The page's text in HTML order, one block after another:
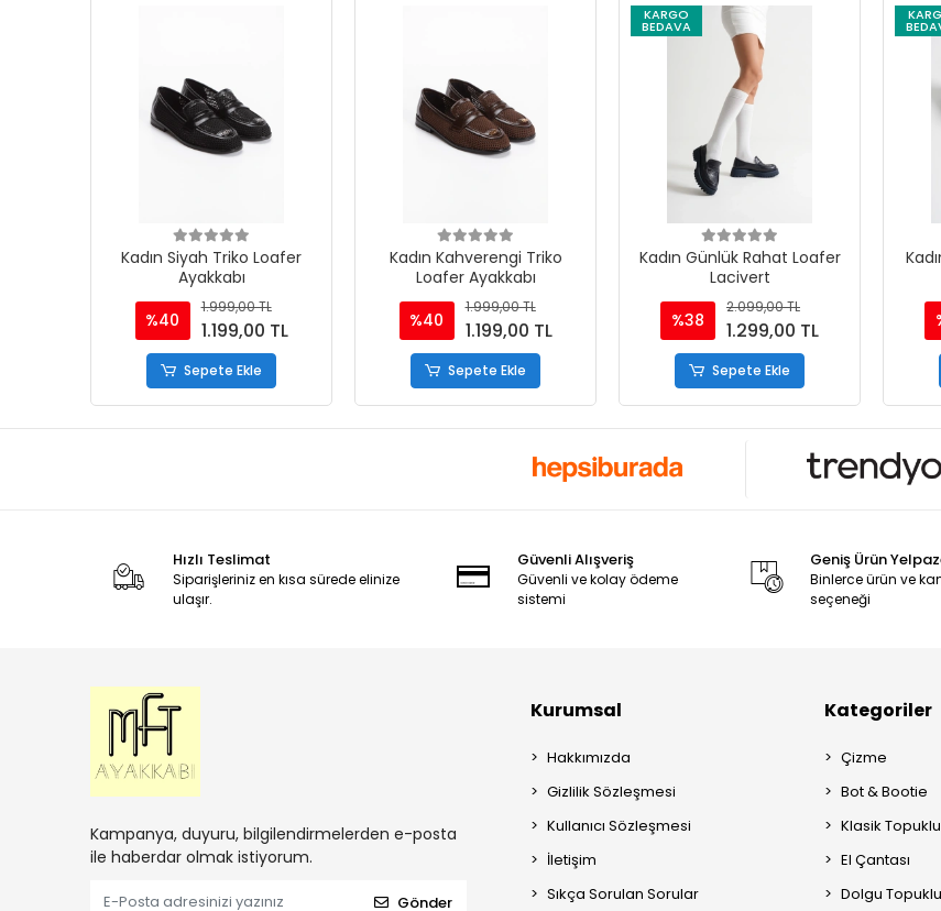
Kadın Siyah Triko Loafer
Ayakkabı
%40
1.999,00 TL
1.199,00 TL
Sepete Ekle
Kadın Kahverengi Triko
Loafer Ayakkabı
%40
1.999,00 TL
1.199,00 TL
Sepete Ekle
KARGO
BEDAVA
Kadın Günlük Rahat Loafer
Lacivert
%38
2.099,00 TL
1.299,00 TL
Sepete Ekle
Hızlı Teslimat
Siparişleriniz en kısa sürede elinize
ulaşır.
Güvenli Alışveriş
Güvenli ve kolay ödeme
sistemi
Geniş Ürün
Binlerce ürün ve
seçeneği
Kampanya, duyuru, bilgilendirmelerden e-posta
ile haberdar olmak istiyorum.
Gönder
Kurumsal
Hakkımızda
Gizlilik Sözleşmesi
Kullanıcı Sözleşmesi
İletişim
Sıkça Sorulan Sorular
Kategoriler
Çizme
Bot & Bootie
Klasik
El Çantası
Dolgu